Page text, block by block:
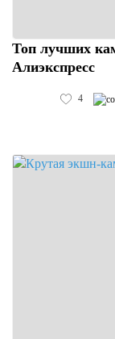
Топ лучших
Алиэкспресс
4